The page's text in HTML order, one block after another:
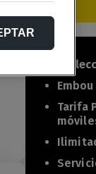
Tu
Tarifa